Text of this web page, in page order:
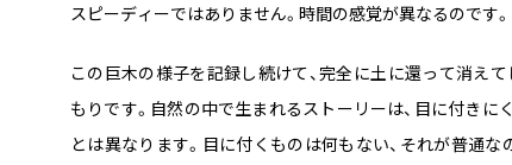
スピーディーではありません。時間の感覚が異なるのです。
この巨木の様子を記録し続けて、完全に土に還って消え
もりです。自然の中で生まれるストーリーは、目に付きに
とは異なります。目に付くものは何もない、それが普通な